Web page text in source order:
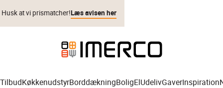
at vi prismatcher!Læs avisen her
TilbudKøkkenudstyrBorddækningBoligElUdelivGaverInspiration